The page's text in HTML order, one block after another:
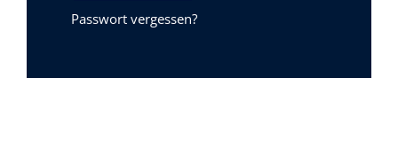
Passwort vergessen?